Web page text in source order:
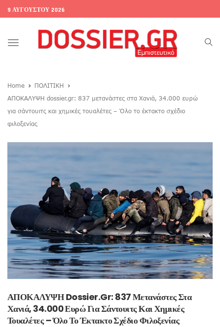
9 ΑΥΓΟΎΣΤΟΥ 2026
Toggle
Home
ΠΟΛΙΤΙΚΗ
ΑΠΟΚΑΛΥΨΗ dossier.gr: 837 μετανάστες στα Χανιά, 34.000 ευρώ
για σάντουιτς και χημικές τουαλέτες – Όλο το έκτακτο σχέδιο
φιλοξενίας
ΑΠΟΚΑΛΥΨΗ Dossier.gr: 837 Μετανάστες Στα
Χανιά, 34.000 Ευρώ Για Σάντουιτς Και Χημικές
Τουαλέτες – Όλο Το Έκτακτο Σχέδιο Φιλοξενίας